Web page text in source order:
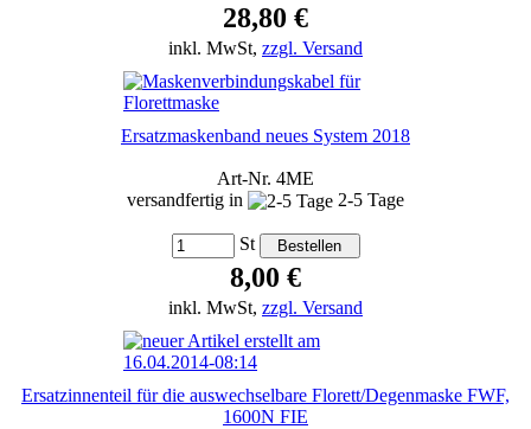
28,80 €
inkl. MwSt, zzgl. Versand
Ersatzmaskenband neues System 2018
Art-Nr. 4ME
versandfertig in
2-5 Tage
St
8,00 €
inkl. MwSt, zzgl. Versand
Ersatzinnenteil für die auswechselbare Florett/Degenmaske FWF,
1600N FIE